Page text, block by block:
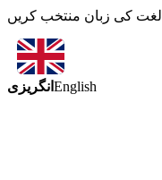
لغت کی زبان منتخب کریں
انگریزی English